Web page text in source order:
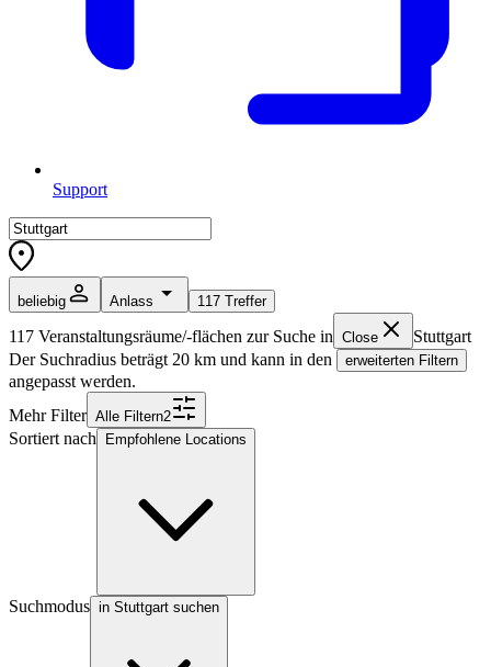
Support
beliebig Anlass 117 Treffer
117 Veranstaltungsräume/-flächen zur Suche in Close
Stuttgart
Der Suchradius beträgt 20 km und kann in den erweiterten Filtern
angepasst werden.
Mehr Filter Alle Filtern2
Sortiert nach Empfohlene Locations
Suchmodus in Stuttgart suchen